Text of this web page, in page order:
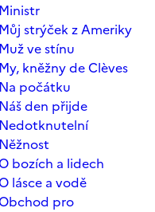
strýček z Ameriky
ve stínu
kněžny de Clèves
počátku
den přijde
bozích a lidech
lásce a vodě
pro